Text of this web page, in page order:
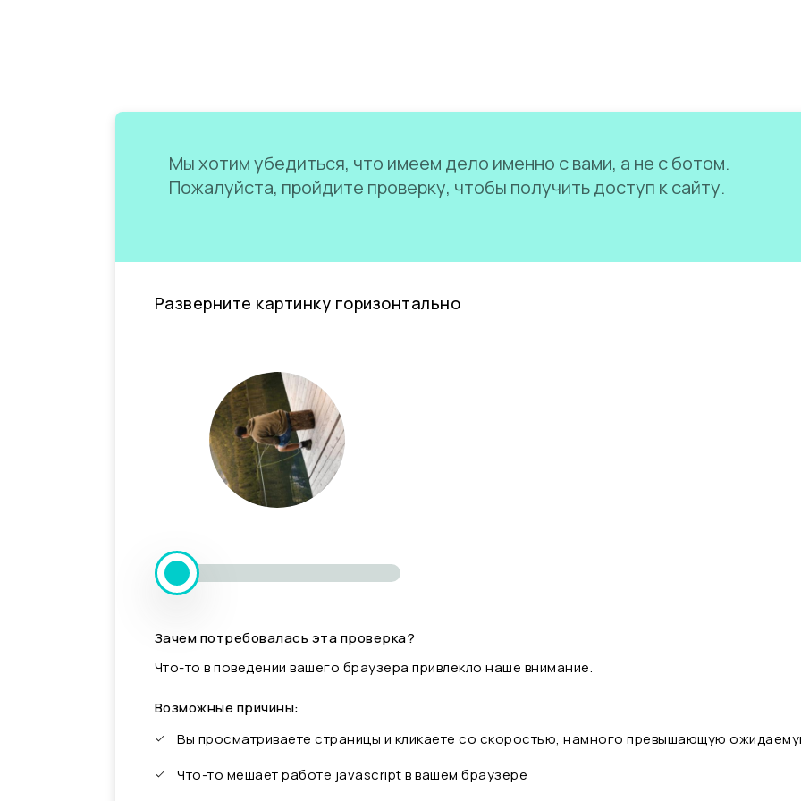
Мы хотим убедиться, что имеем дело именно с вами, а не с ботом.
Пожалуйста, пройдите проверку, чтобы получить доступ к сайту.
Разверните картинку горизонтально
Зачем потребовалась эта проверка?
Что-то в поведении вашего браузера привлекло наше внимание.
Возможные причины:
Вы просматриваете страницы и кликаете со скоростью, намного превышающую
Что-то мешает работе javascript в вашем браузере